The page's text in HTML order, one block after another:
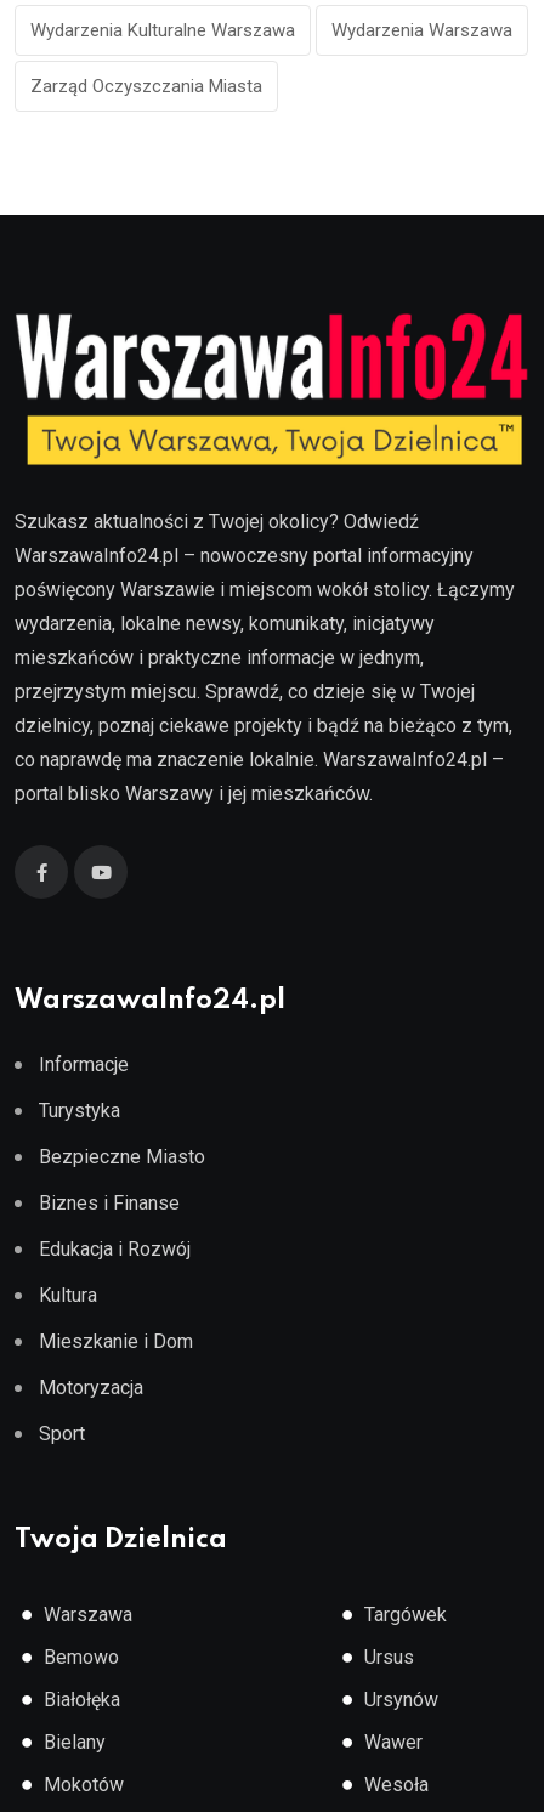
Wydarzenia Kulturalne Warszawa Wydarzenia Warszawa
Zarząd Oczyszczania Miasta
Szukasz aktualności z Twojej okolicy? Odwiedź
WarszawaInfo24.pl – nowoczesny portal informacyjny
poświęcony Warszawie i miejscom wokół stolicy. Łączymy
wydarzenia, lokalne newsy, komunikaty, inicjatywy
mieszkańców i praktyczne informacje w jednym,
przejrzystym miejscu. Sprawdź, co dzieje się w Twojej
dzielnicy, poznaj ciekawe projekty i bądź na bieżąco z tym,
co naprawdę ma znaczenie lokalnie. WarszawaInfo24.pl –
portal blisko Warszawy i jej mieszkańców.
WarszawaInfo24.pl
Informacje
Turystyka
Bezpieczne Miasto
Biznes i Finanse
Edukacja i Rozwój
Kultura
Mieszkanie i Dom
Motoryzacja
Sport
Twoja Dzielnica
● Warszawa
● Bemowo
● Białołęka
● Bielany
● Mokotów
● Targówek
● Ursus
● Ursynów
● Wawer
● Wesoła